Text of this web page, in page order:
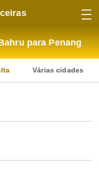
para Penang
Várias cidades